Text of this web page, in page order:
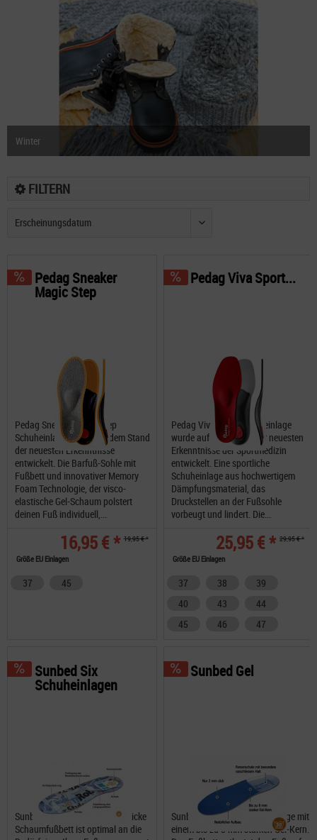
Winter
FILTERN
Pedag Sneaker Magic Step
Schuheinlage wurde auf dem Stand
der neuesten Erkenntnisse
entwickelt. Die Barfuß-Sohle mit
Fußbett und innovativer Memory
Foam Technologie, der visco-
elastische Gel-Schaum polstert
deinen Fuß individuell,...
16,95 € * 19,95 € *
Pedag Sneaker
Magic Step
Größe EU Einlagen
37 45
Pedag Viva Sport Schuheinlage
wurde auf dem Stand der neuesten
Erkenntnisse der Sportmedizin
entwickelt. Eine sportliche
Schuheinlage aus hochwertigem
Dämpfungsmaterial, das
Druckstellen an der Fußsohle
vorbeugt und lindert. Die...
25,95 € * 29,95 € *
Pedag Viva Sport...
Größe EU Einlagen
37 38
39
40
43
44
45
46 47
Sunbed Six mit bis zu 14 mm dicke
Schaumfußbett ist optimal an die
Sunbed Six
Schuheinlagen
Sunbed Gel die bequeme Einlage mit
einem bis zu 8 mm starken Gel-Kern.
Sunbed Gel